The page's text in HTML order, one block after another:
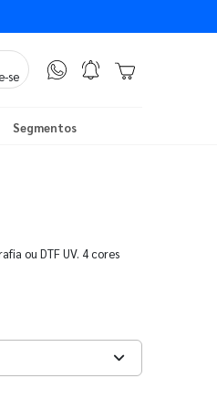
se
Segmentos
ou DTF UV. 4 cores